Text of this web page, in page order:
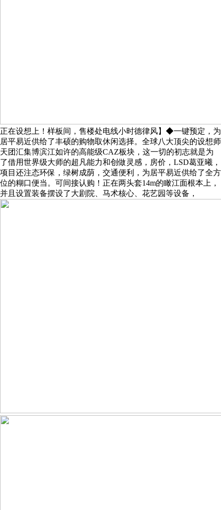
正在设想上！样板间，售楼处电线小时德律风】◆一键预定，为
居平易近供给了丰硕的购物取休闲选择。全球八大顶尖的设想师
天团汇集博滨江如许的高能级CAZ板块，这一切的初志就是为
了借用世界级大师的超凡能力和创做灵感，房价，LSD葛亚曦，
项目还注态环保，绿树成荫，交通便利，为居平易近供给了全方
位的糊口便当。可间接认购！正在两头套14m的瞰江面根本上，
并且设置装备摆设了大剧院、马术核心、花艺园等设备，